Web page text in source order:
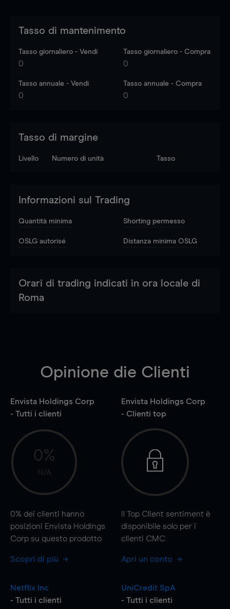
Tasso di mantenimento
Tasso giornaliero - Vendi
0
Tasso giornaliero - Compra
0
Tasso annuale - Vendi
0
Tasso annuale - Compra
0
Tasso di margine
Livello Numero di unità Tasso
Informazioni sul Trading
Quantità minima Shorting permesso
OSLG autorisé Distanza minima OSLG
Orari di trading indicati in ora locale di
Roma
Opinione die Clienti
Envista Holdings Corp
- Tutti i clienti
0%
N/A
0% dei clienti hanno
posizioni Envista Holdings
Corp su questo prodotto
Scopri di più
Envista Holdings Corp
- Clienti top
Il Top Client sentiment è
disponibile solo per i
clienti CMC
Apri un conto
Netflix Inc
- Tutti i clienti
UniCredit SpA
- Tutti i clienti